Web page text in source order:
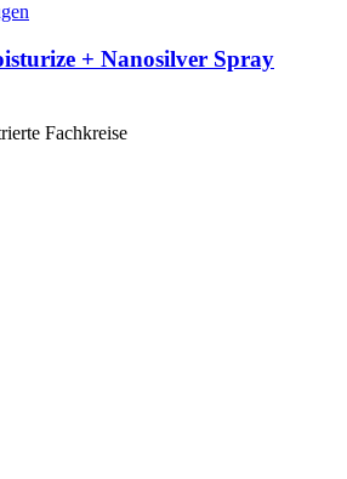
+ Nanosilver Spray
Fachkreise